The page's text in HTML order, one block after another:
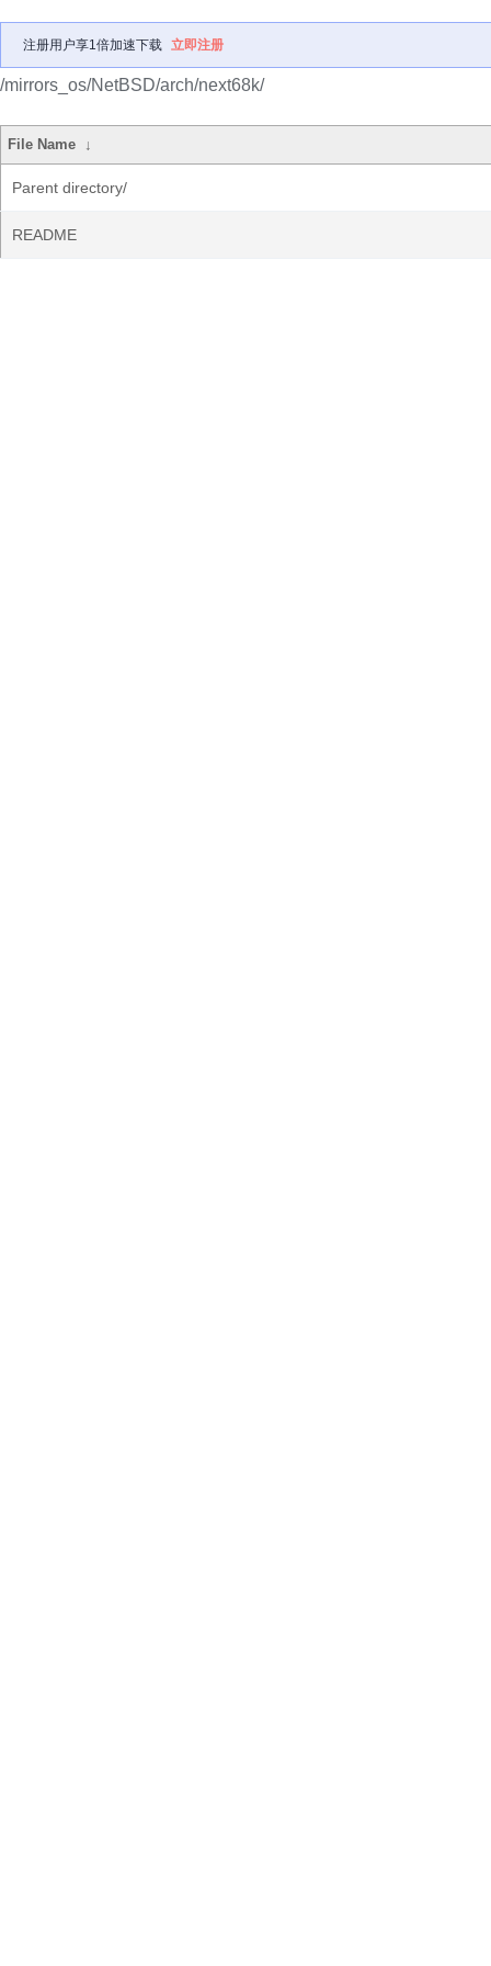
注册用户享1倍加速下载 立即注册
/mirrors_os/NetBSD/arch/next68k/
File Name ↓
Parent directory/
README